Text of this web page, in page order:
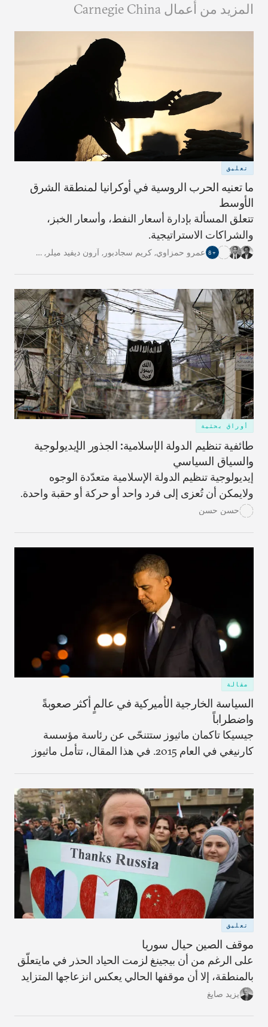
المزيد من أعمال Carnegie China
تعليق
ما تعنيه الحرب الروسية في أوكرانيا لمنطقة الشرق
الأوسط
تتعلق المسألة بإدارة أسعار النفط، وأسعار الخبز،
والشراكات الاستراتيجية.
+
8 عمرو حمزاوي, كريم سجادبور , آرون ديفيد ميلر ,
…
أوراق بحثية
طائفية تنظيم الدولة الإسلامية: الجذور الإيديولوجية
والسياق السياسي
إيديولوجية تنظيم الدولة الإسلامية متعدّدة الوجوه
ولايمكن أن تُعزى إلى فرد واحد أو حركة أو حقبة واحدة.
وبالتالي، يُعدّ فهمُها أمراً ضرورياً لإلحاق الهزيمة بالتنظيم.
حسن حسن
مقالة
السياسة الخارجية الأميركية في عالمٍ أكثر صعوبةً
واضطراباً
جيسيكا تاكمان ماثيوز ستتنحّى عن رئاسة مؤسسة
كارنيغي في العام 2015. في هذا المقال، تتأمل ماثيوز
تعليق
موقف الصين حيال سوريا
على الرغم من أن بيجينغ لزمت الحياد الحذر في مايتعلّق
بالمنطقة، إلا أن موقفها الحالي يعكس انزعاجها المتزايد
مما تعتبره سياسةً أميركيةً هدفها سدّ الطريق أمام
يزيد صايغ